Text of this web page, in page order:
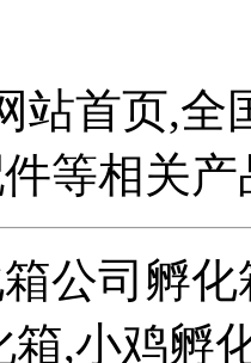
站首页,全
等相关产
公司孵
箱,小鸡孵